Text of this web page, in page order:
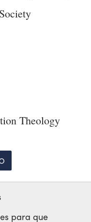
Theology
para que